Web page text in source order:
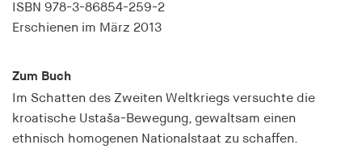
ISBN 978-3-86854-259-2
Erschienen im März 2013
Zum Buch
Im Schatten des Zweiten Weltkriegs versuchte die
kroatische Ustaša-Bewegung, gewaltsam einen
ethnisch homogenen Nationalstaat zu schaffen.
Anbieter:
Zweck:
für Cookies auf der aktuellen Domäne.
Cookie Laufzeit: